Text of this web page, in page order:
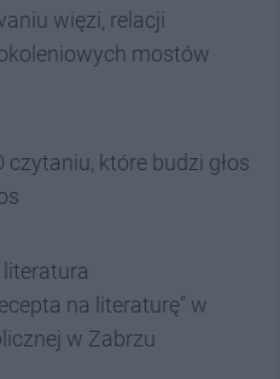
więzi, relacji
mostów
czytaniu, które budzi głos
na literaturę" w
w Zabrzu